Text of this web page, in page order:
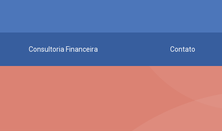
Consultoria Financeira Contato